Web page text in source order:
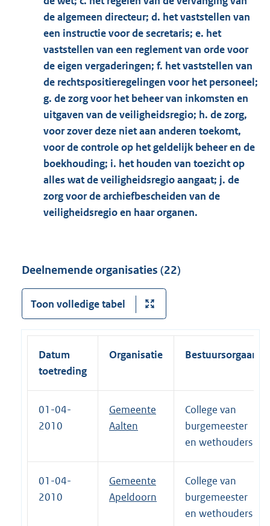
de algemeen directeur; d. het vaststellen van
een instructie voor de secretaris; e. het
vaststellen van een reglement van orde voor
de eigen vergaderingen; f. het vaststellen van
de rechtspositieregelingen voor het personeel;
g. de zorg voor het beheer van inkomsten en
uitgaven van de veiligheidsregio; h. de zorg,
voor zover deze niet aan anderen toekomt,
voor de controle op het geldelijk beheer en de
boekhouding; i. het houden van toezicht op
alles wat de veiligheidsregio aangaat; j. de
zorg voor de archiefbescheiden van de
veiligheidsregio en haar organen.
Deelnemende organisaties (22)
Toon volledige tabel
Datum
toetreding
Organisatie Bestuursorgaan
01-04-
2010
Gemeente
Aalten
College van
burgemeester
en wethouders
01-04-
2010
Gemeente
Apeldoorn
College van
burgemeester
en wethouders